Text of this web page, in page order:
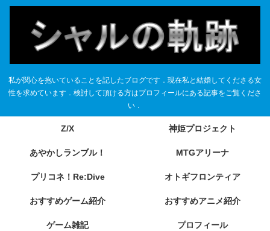
私が関心を抱いていることを記したブログです．現在私と結婚してくださる女
性を求めています．検討して頂ける方はプロフィールにある記事をご覧くださ
い．
Z/X 神姫プロジェクト
あやかしランブル！ MTGアリーナ
プリコネ！Re:Dive オトギフロンティア
おすすめゲーム紹介 おすすめアニメ紹介
ゲーム雑記 プロフィール